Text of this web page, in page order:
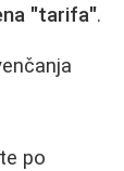
"tarifa".
po